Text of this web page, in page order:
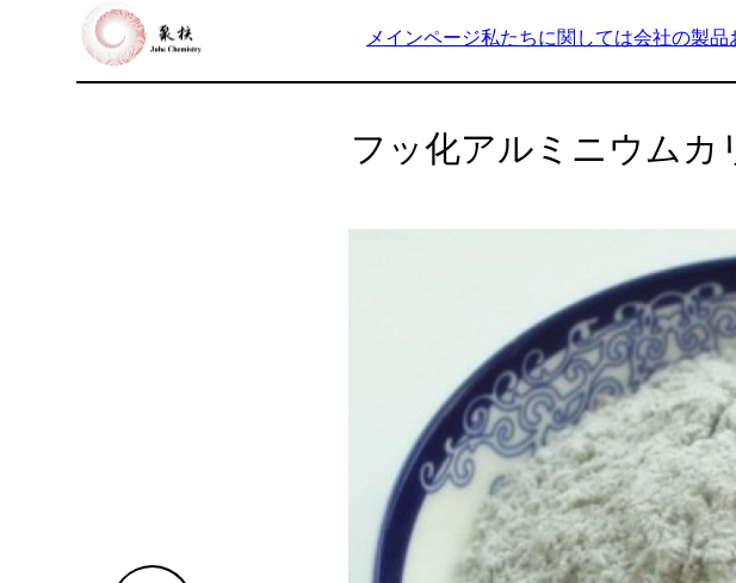
メインページ私たちに関しては会社の製品
フッ化アルミニウムカ